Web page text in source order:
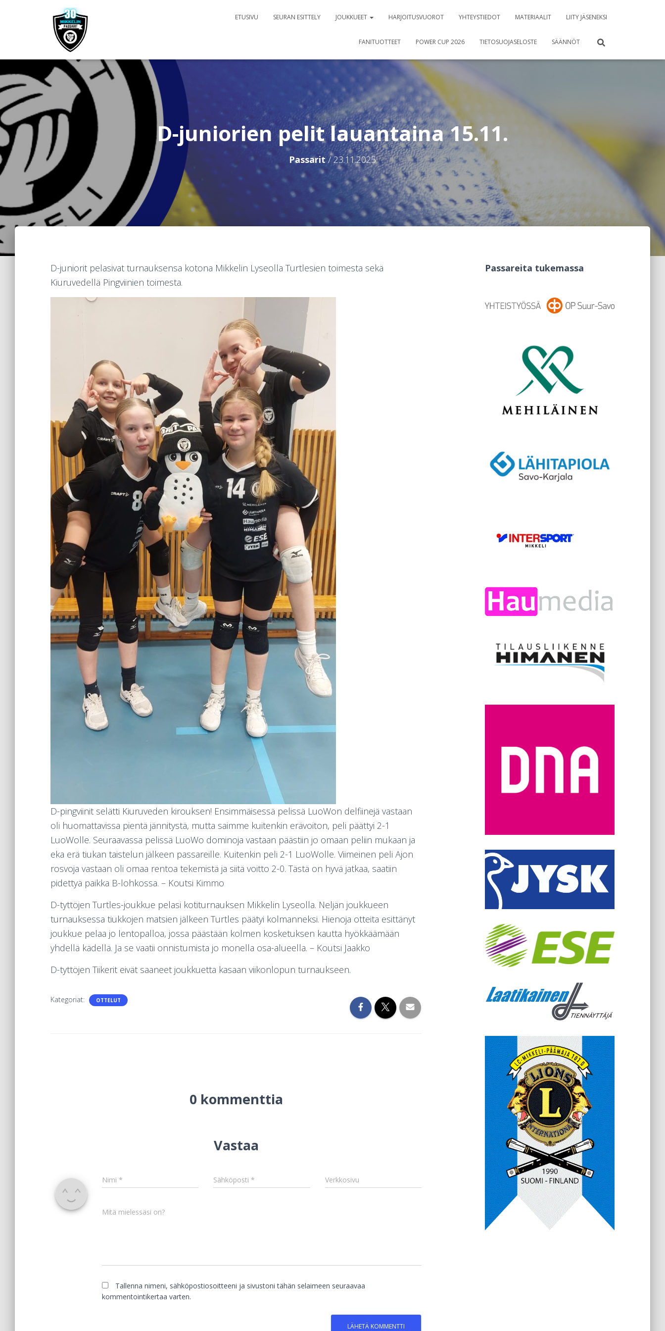
ETUSIVU SEURAN ESITTELY JOUKKUEET HARJOITUSVUOROT YHTEYSTIEDOT MATERIAALIT LIITY JÄSENEKSI
FANITUOTTEET POWER CUP 2026 TIETOSUOJASELOSTE SÄÄNNÖT
D-juniorien pelit lauantaina 15.11.
Passarit /23.11.2025
D-juniorit pelasivat turnauksensa kotona Mikkelin Lyseolla Turtlesien toimesta sekä
Kiuruvedellä Pingviinien toimesta.
D-pingviinit selätti Kiuruveden kirouksen! Ensimmäisessä pelissä LuoWon delfiinejä vastaan
oli huomattavissa pientä jännitystä, mutta saimme kuitenkin erävoiton, peli päättyi 2-1
LuoWolle. Seuraavassa pelissä LuoWo dominoja vastaan päästiin jo omaan peliin mukaan ja
eka erä tiukan taistelun jälkeen passareille. Kuitenkin peli 2-1 LuoWolle. Viimeinen peli Ajon
rosvoja vastaan oli omaa rentoa tekemistä ja siitä voitto 2-0. Tästä on hyvä jatkaa, saatiin
pidettyä paikka B-lohkossa. – Koutsi Kimmo
D-tyttöjen Turtles-joukkue pelasi kotiturnauksen Mikkelin Lyseolla. Neljän joukkueen
turnauksessa tiukkojen matsien jälkeen Turtles päätyi kolmanneksi. Hienoja otteita esittänyt
joukkue pelaa jo lentopalloa, jossa päästään kolmen kosketuksen kautta hyökkäämään
yhdellä kädellä. Ja se vaatii onnistumista jo monella osa-alueella. – Koutsi Jaakko
D-tyttöjen Tiikerit eivät saaneet joukkuetta kasaan viikonlopun turnaukseen.
Kategoriat: OTTELUT
0 kommenttia
Vastaa
Nimi * Sähköposti * Verkkosivu
Mitä mielessäsi on?
Tallenna nimeni, sähköpostiosoitteeni ja sivustoni tähän selaimeen seuraavaa
kommentointikertaa varten.
Passareita tukemassa